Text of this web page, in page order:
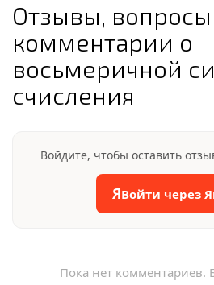
Отзывы,
комментарии о
восьмеричной
счисления
Войдите, чтобы оставить
ЯВойти через
Пока нет комментариев.